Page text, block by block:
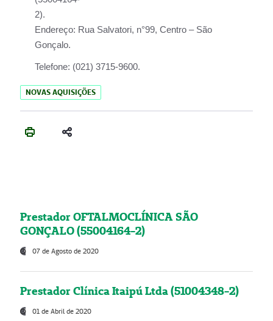
2).
Endereço: Rua Salvatori, n°99, Centro – São
Gonçalo.
Telefone: (021) 3715-9600.
NOVAS AQUISIÇÕES
Prestador OFTALMOCLÍNICA SÃO
GONÇALO (55004164-2)
07 de Agosto de 2020
Prestador Clínica Itaipú Ltda (51004348-2)
01 de Abril de 2020